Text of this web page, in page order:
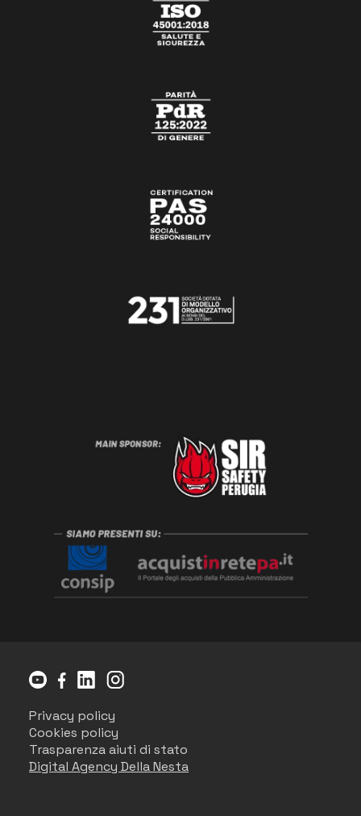
Privacy policy
Cookies policy
Trasparenza aiuti di stato
Digital Agency Della Nesta